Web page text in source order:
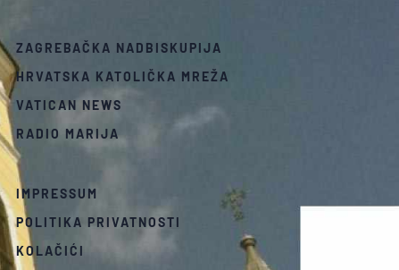
ZAGREBAČKA NADBISKUPIJA
HRVATSKA KATOLIČKA MREŽA
VATICAN NEWS
RADIO MARIJA
IMPRESSUM
POLITIKA PRIVATNOSTI
KOLAČIĆI